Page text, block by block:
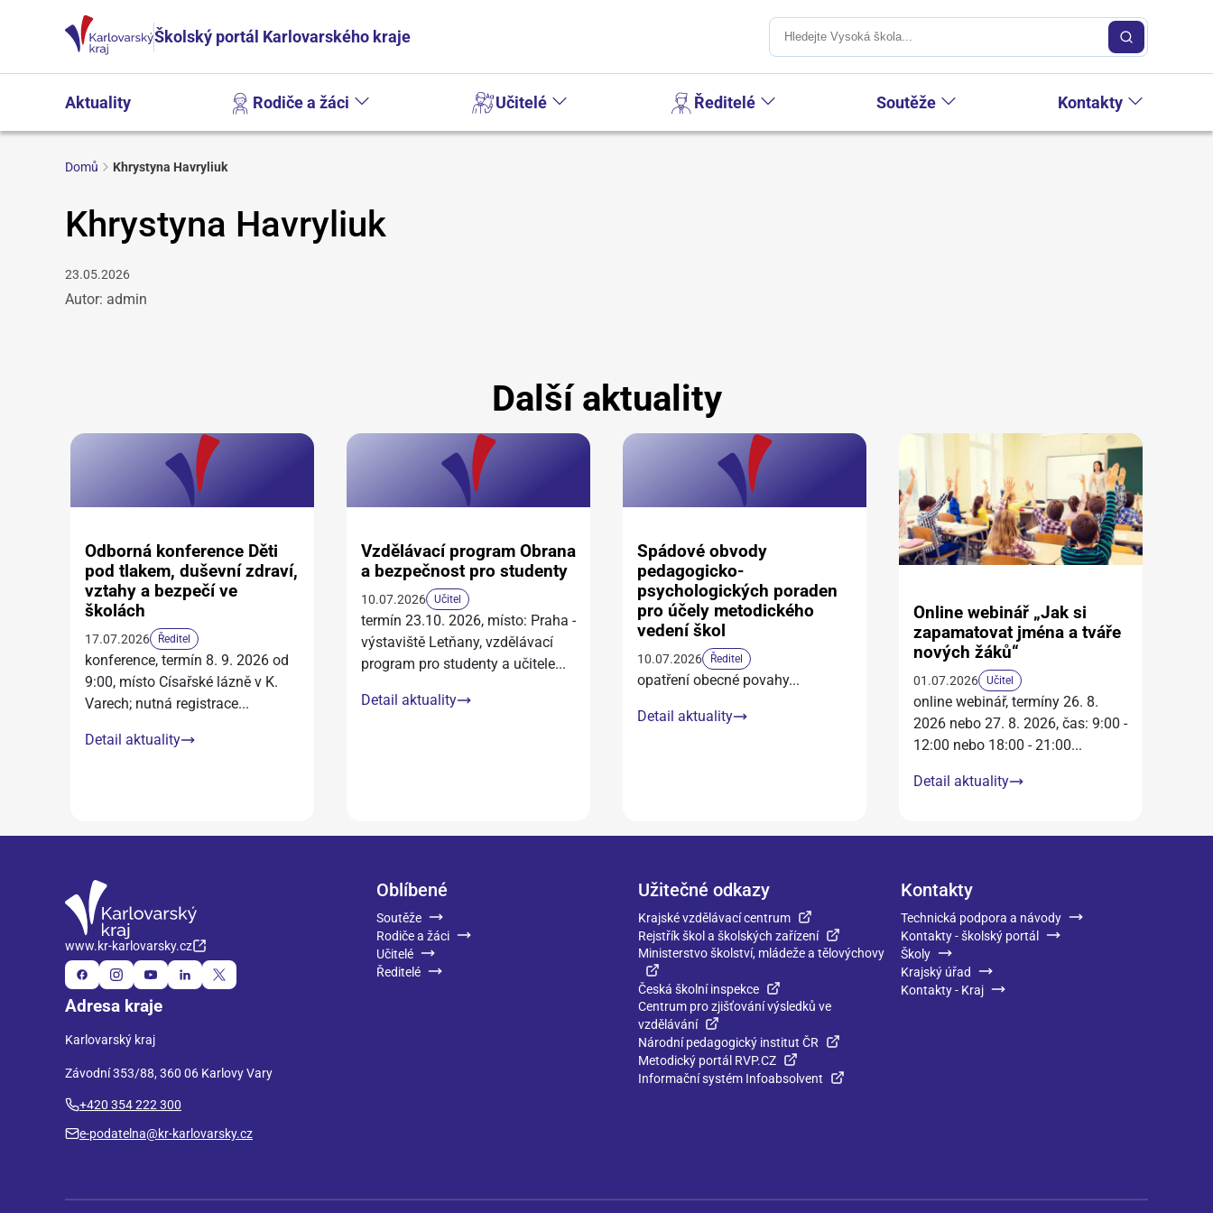
Školský portál Karlovarského kraje
Aktuality Rodiče a žáci Učitelé Ředitelé Soutěže Kontakty
Domů Khrystyna Havryliuk
Khrystyna Havryliuk
23.05.2026
Autor: admin
Další aktuality
Odborná konference Děti
pod tlakem, duševní zdraví,
vztahy a bezpečí ve
školách
17.07.2026 Ředitel
konference, termín 8. 9. 2026 od
9:00, místo Císařské lázně v K.
Varech; nutná registrace...
Detail aktuality
Vzdělávací program Obrana
a bezpečnost pro studenty
10.07.2026 Učitel
termín 23.10. 2026, místo: Praha -
výstaviště Letňany, vzdělávací
program pro studenty a učitele...
Detail aktuality
Spádové obvody
pedagogicko-
psychologických poraden
pro účely metodického
vedení škol
10.07.2026 Ředitel
opatření obecné povahy...
Detail aktuality
Online webinář „Jak si
zapamatovat jména a tváře
nových žáků“
01.07.2026 Učitel
online webinář, termíny 26. 8.
2026 nebo 27. 8. 2026, čas: 9:00 -
12:00 nebo 18:00 - 21:00...
Detail aktuality
www.kr-karlovarsky.cz
Adresa kraje
Karlovarský kraj
Závodní 353/88, 360 06 Karlovy Vary
+420 354 222 300
e-podatelna@kr-karlovarsky.cz
Oblíbené
Soutěže
Rodiče a žáci
Učitelé
Ředitelé
Užitečné odkazy
Krajské vzdělávací centrum
Rejstřík škol a školských zařízení
Ministerstvo školství, mládeže a tělovýchovy
Česká školní inspekce
Centrum pro zjišťování výsledků ve
vzdělávání
Národní pedagogický institut ČR
Metodický portál RVP.CZ
Informační systém Infoabsolvent
Kontakty
Technická podpora a návody
Kontakty - školský portál
Školy
Krajský úřad
Kontakty - Kraj